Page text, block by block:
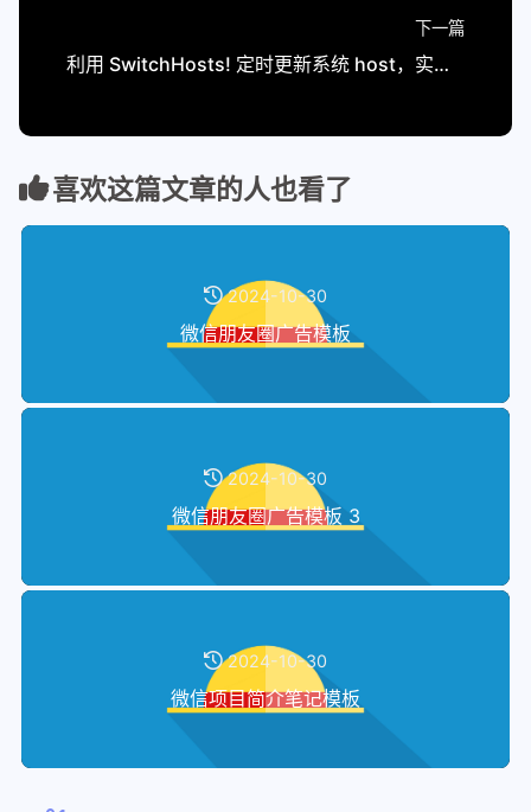
下一篇
利用 SwitchHosts! 定时更新系统 host，实现站点屏蔽或加速
喜欢这篇文章的人也看了
2024-10-30
微信朋友圈广告模板
2024-10-30
微信朋友圈广告模板 3
2024-10-30
微信项目简介笔记模板